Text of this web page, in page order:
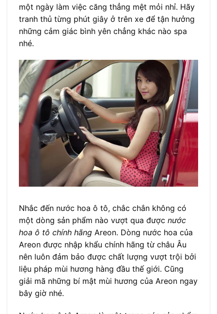
một ngày làm việc căng thẳng mệt mỏi nhỉ. Hãy
tranh thủ từng phút giây ở trên xe để tận hưởng
những cảm giác bình yên chẳng khác nào spa
nhé.
Nhắc đến nước hoa ô tô, chắc chắn không có
một dòng sản phẩm nào vượt qua được nước
hoa ô tô chính hãng Areon. Dòng nước hoa của
Areon được nhập khẩu chính hãng từ châu Âu
nên luôn đảm bảo được chất lượng vượt trội bởi
liệu pháp mùi hương hàng đầu thế giới. Cũng
giải mã những bí mật mùi hương của Areon ngay
bây giờ nhé.